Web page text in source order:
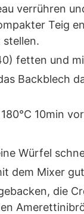
verrühren
Teig
fetten und
Backblech
10min
Würfel
dem Mixer
die